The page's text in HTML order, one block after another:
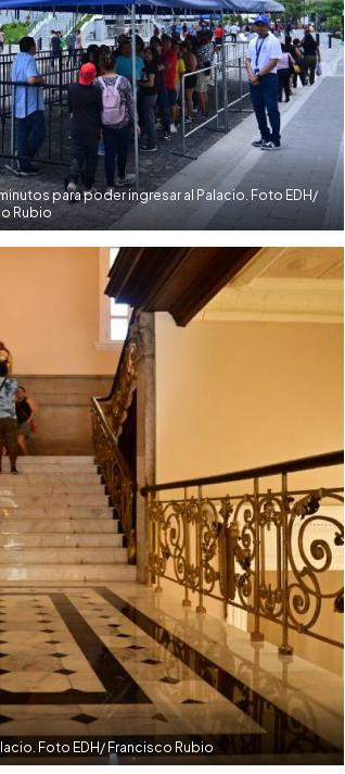
para poder ingresar al Palacio. Foto EDH/
Rubio
Foto EDH/ Francisco Rubio